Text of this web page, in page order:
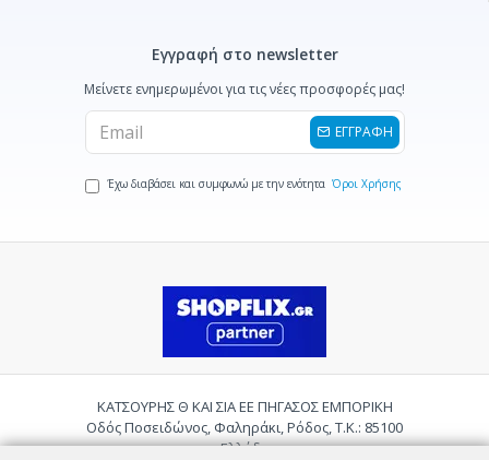
Εγγραφή στο newsletter
Μείνετε ενημερωμένοι για τις νέες προσφορές μας!
ΕΓΓΡΑΦΗ
Έχω διαβάσει και συμφωνώ με την ενότητα Όροι Χρήσης
ΚΑΤΣΟΥΡΗΣ Θ ΚΑΙ ΣΙΑ ΕΕ ΠΗΓΑΣΟΣ ΕΜΠΟΡΙΚΗ
Οδός Ποσειδώνος, Φαληράκι, Ρόδος, Τ.Κ.: 85100
Ελλάδα